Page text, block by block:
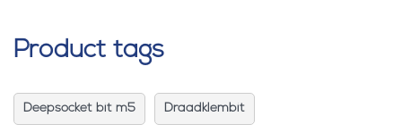
Product tags
Deepsocket bit m5 Draadklembit